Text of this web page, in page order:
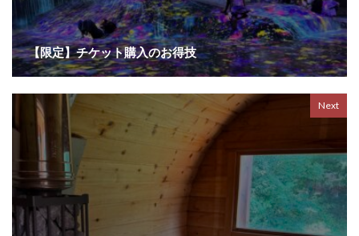
【限定】チケット購入のお得技
Next